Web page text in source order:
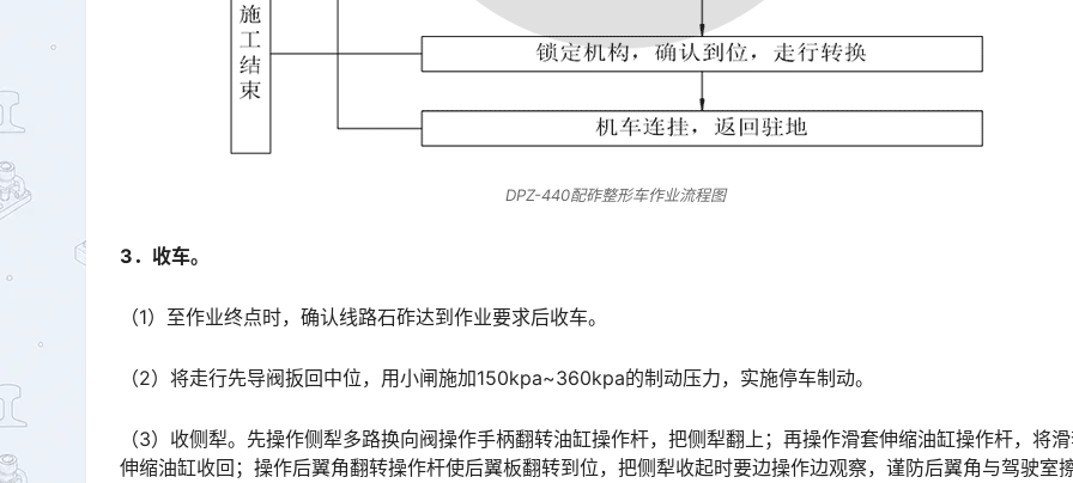
DPZ-440配砟整形车作业流程图
3．收车。
（1）至作业终点时，确认线路石砟达到作业要求后收车。
（2）将走行先导阀扳回中位，用小闸施加150kpa~360kpa的制动压力，实施停车制动。
（3）收侧犁。先操作侧犁多路换向阀操作手柄翻转油缸操作杆，把侧犁翻上；再操作滑套伸缩油缸操作杆，将
伸缩油缸收回；操作后翼角翻转操作杆使后翼板翻转到位，把侧犁收起时要边操作边观察，谨防后翼角与驾驶室